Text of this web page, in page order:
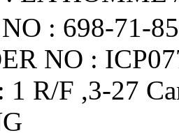
: 698-71-
NO :
: 1 R/F ,3-27